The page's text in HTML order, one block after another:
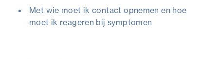
Met wie moet ik contact opnemen en hoe
moet ik reageren bij symptomen